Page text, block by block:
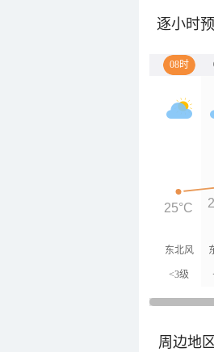
逐小时
08时
东北风
<3级
25°C
周边地